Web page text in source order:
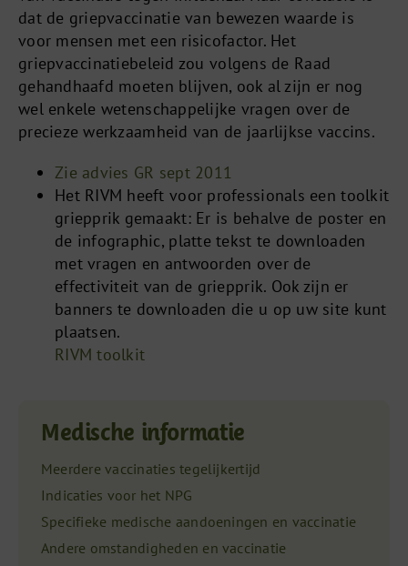
dat de griepvaccinatie van bewezen waarde is
voor mensen met een risicofactor. Het
griepvaccinatiebeleid zou volgens de Raad
gehandhaafd moeten blijven, ook al zijn er nog
wel enkele wetenschappelijke vragen over de
precieze werkzaamheid van de jaarlijkse vaccins.
Zie advies GR sept 2011
Het RIVM heeft voor professionals een toolkit
griepprik gemaakt: Er is behalve de poster en
de infographic, platte tekst te downloaden
met vragen en antwoorden over de
effectiviteit van de griepprik. Ook zijn er
banners te downloaden die u op uw site kunt
plaatsen.
RIVM toolkit
Medische informatie
Meerdere vaccinaties tegelijkertijd
Indicaties voor het NPG
Specifieke medische aandoeningen en vaccinatie
Andere omstandigheden en vaccinatie